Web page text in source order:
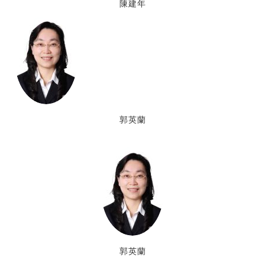
陳建年
郭英蘭
郭英蘭